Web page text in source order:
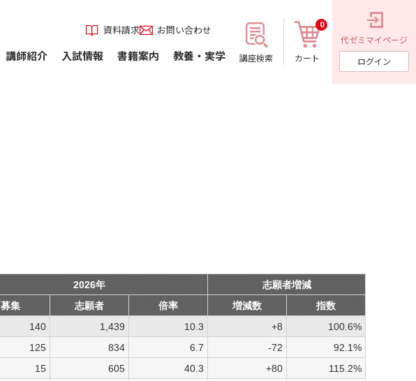
資料請求 お問い合わせ
講師紹介 入試情報 書籍案内 教養・実学 講座検索 カート
0
代ゼミマイページ
ログイン
2026年
志願者増減
募集 志願者 倍率 増減数
指数
140 1,439 10.3 +8
100.6%
125 834 6.7 -72
92.1%
15 605 40.3 +80
115.2%